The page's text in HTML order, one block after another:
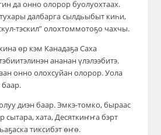
да онно олорор буолуохтаах.
далбарга сылдьыбыт киһи,
тэскил” олохтоммотоҕо чахчы.
өр кэм Канадаҕа Саха
ананан үлэлээбитэ.
онно олохсуйан олорор. Уола
диэн баар. Эмкэ-томко, быраас
сытара, хата, Десяткиҥҥа бэрт
тиксибэт өҥө.